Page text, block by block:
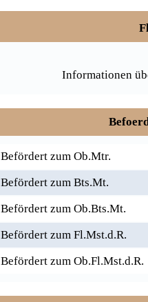
Informationen
Befördert zum Ob.Mtr.
Befördert zum Bts.Mt.
Befördert zum Ob.Bts.Mt.
Befördert zum Fl.Mst.d.R.
Befördert zum Ob.Fl.Mst.d.R.